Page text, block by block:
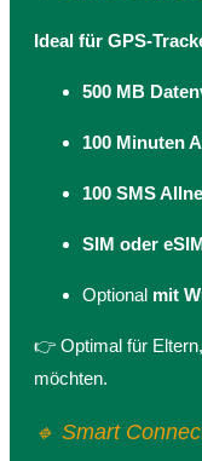
Ideal für GPS-
500 MB
100 Minuten
100 SMS
SIM oder
Optional mit
👉 Optimal für
möchten.
🔹 Smart